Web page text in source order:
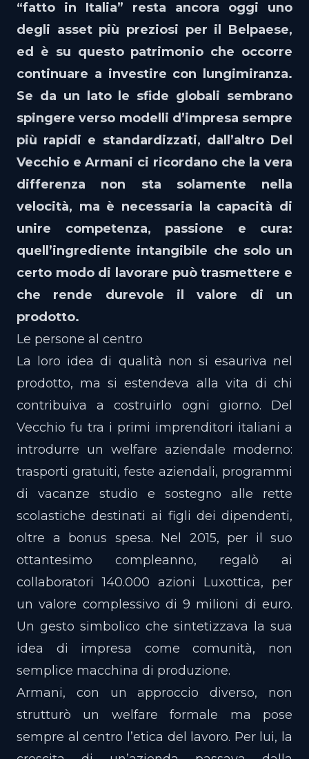
“fatto in Italia” resta ancora oggi uno
degli asset più preziosi per il Belpaese,
ed è su questo patrimonio che occorre
continuare a investire con lungimiranza.
Se da un lato le sfide globali sembrano
spingere verso modelli d’impresa sempre
più rapidi e standardizzati, dall’altro Del
Vecchio e Armani ci ricordano che la vera
differenza non sta solamente nella
velocità, ma è necessaria la capacità di
unire competenza, passione e cura:
quell’ingrediente intangibile che solo un
certo modo di lavorare può trasmettere e
che rende durevole il valore di un
prodotto.
Le persone al centro
La loro idea di qualità non si esauriva nel
prodotto, ma si estendeva alla vita di chi
contribuiva a costruirlo ogni giorno. Del
Vecchio fu tra i primi imprenditori italiani a
introdurre un welfare aziendale moderno:
trasporti gratuiti, feste aziendali, programmi
di vacanze studio e sostegno alle rette
scolastiche destinati ai figli dei dipendenti,
oltre a bonus spesa. Nel 2015, per il suo
ottantesimo compleanno, regalò ai
collaboratori 140.000 azioni Luxottica, per
un valore complessivo di 9 milioni di euro.
Un gesto simbolico che sintetizzava la sua
idea di impresa come comunità, non
semplice macchina di produzione.
Armani, con un approccio diverso, non
strutturò un welfare formale ma pose
sempre al centro l’etica del lavoro. Per lui, la